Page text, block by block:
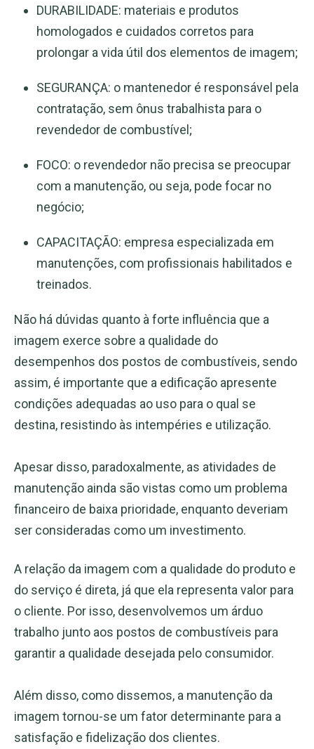
DURABILIDADE: materiais e produtos
homologados e cuidados corretos para
prolongar a vida útil dos elementos de imagem;
SEGURANÇA: o mantenedor é responsável pela
contratação, sem ônus trabalhista para o
revendedor de combustível;
FOCO: o revendedor não precisa se preocupar
com a manutenção, ou seja, pode focar no
negócio;
CAPACITAÇÃO: empresa especializada em
manutenções, com profissionais habilitados e
treinados.
Não há dúvidas quanto à forte influência que a
imagem exerce sobre a qualidade do
desempenhos dos postos de combustíveis, sendo
assim, é importante que a edificação apresente
condições adequadas ao uso para o qual se
destina, resistindo às intempéries e utilização.
Apesar disso, paradoxalmente, as atividades de
manutenção ainda são vistas como um problema
financeiro de baixa prioridade, enquanto deveriam
ser consideradas como um investimento.
A relação da imagem com a qualidade do produto e
do serviço é direta, já que ela representa valor para
o cliente. Por isso, desenvolvemos um árduo
trabalho junto aos postos de combustíveis para
garantir a qualidade desejada pelo consumidor.
Além disso, como dissemos, a manutenção da
imagem tornou-se um fator determinante para a
satisfação e fidelização dos clientes.